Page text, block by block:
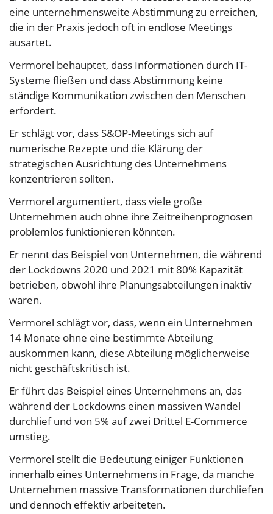
eine unternehmensweite Abstimmung zu erreichen,
die in der Praxis jedoch oft in endlose Meetings
ausartet.
Vermorel behauptet, dass Informationen durch IT-
Systeme fließen und dass Abstimmung keine
ständige Kommunikation zwischen den Menschen
erfordert.
Er schlägt vor, dass S&OP-Meetings sich auf
numerische Rezepte und die Klärung der
strategischen Ausrichtung des Unternehmens
konzentrieren sollten.
Vermorel argumentiert, dass viele große
Unternehmen auch ohne ihre Zeitreihenprognosen
problemlos funktionieren könnten.
Er nennt das Beispiel von Unternehmen, die während
der Lockdowns 2020 und 2021 mit 80% Kapazität
betrieben, obwohl ihre Planungsabteilungen inaktiv
waren.
Vermorel schlägt vor, dass, wenn ein Unternehmen
14 Monate ohne eine bestimmte Abteilung
auskommen kann, diese Abteilung möglicherweise
nicht geschäftskritisch ist.
Er führt das Beispiel eines Unternehmens an, das
während der Lockdowns einen massiven Wandel
durchlief und von 5% auf zwei Drittel E-Commerce
umstieg.
Vermorel stellt die Bedeutung einiger Funktionen
innerhalb eines Unternehmens in Frage, da manche
Unternehmen massive Transformationen durchliefen
und dennoch effektiv arbeiteten.